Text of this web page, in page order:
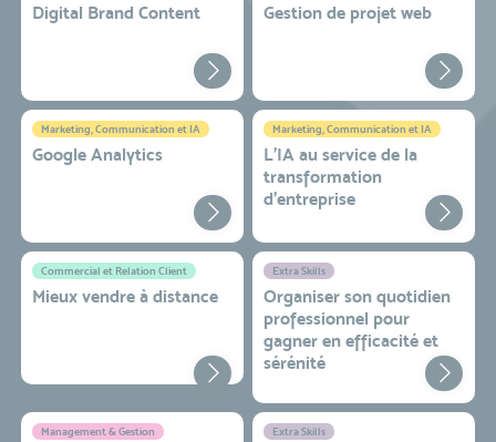
Digital Brand Content Gestion de projet web
Marketing, Communication et IA
Google Analytics
Marketing, Communication et IA
L'IA au service de la
transformation
d'entreprise
Commercial et Relation Client
Mieux vendre à distance
Extra Skills
Organiser son quotidien
professionnel pour
gagner en efficacité et
sérénité
Management & Gestion Extra Skills